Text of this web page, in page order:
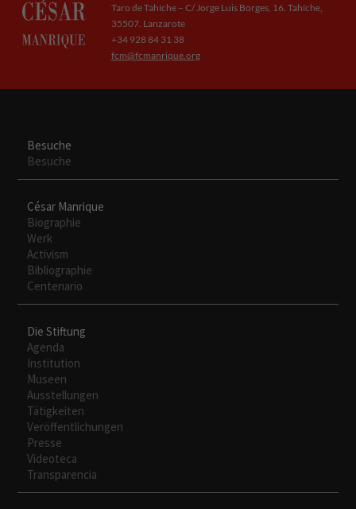
Taro de Tahíche – C/ Jorge Luis Borges, 16. Tahíche,
35507. Lanzarote
+34 928 84 31 38
fcm@fcmanrique.org
Besuche
Besuche
César Manrique
Biographie
Werk
Activism
Bibliographie
Centenario
Die Stiftung
Agenda
Institution
Museen
Ausstellungen
Tätigkeiten
Veröffentlichungen
Presse
Videoteca
Transparencia